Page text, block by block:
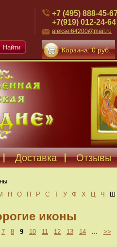
+7 (495) 888-45-
+7(919) 012-24-64
aleksei64200@mail.ru
Корзина: 0 руб.
Найти
Доставка Отзывы
Н О П Р С Т У Ф Х Ц Ч Ш
иконы
7 8 9 10 11 12 13 14 ... >>